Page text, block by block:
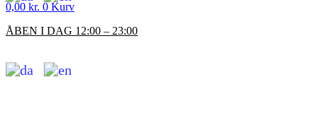
0,00 kr. 0 Kurv
ÅBEN I DAG 12:00 – 23:00